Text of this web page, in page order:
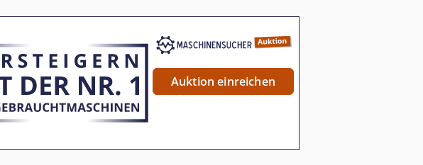
Auktion einreichen